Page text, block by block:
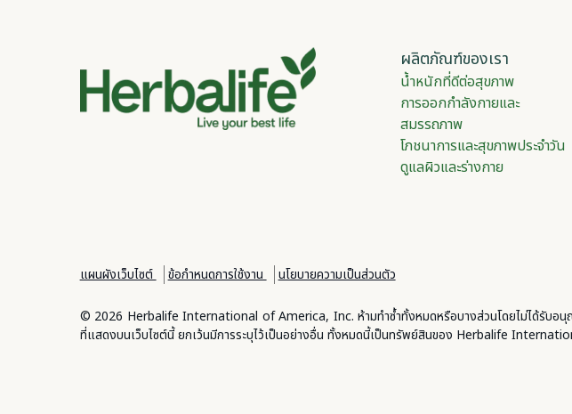
ผลิตภัณฑ์ของเรา
​​น้ำหนักที่ดีต่อสุขภาพ​
​​การออกกำลังกายและ
สมรรถภาพ​
​​โภชนาการและสุขภาพประจำวัน​
ดูแลผิวและร่างกาย
แผนผังเว็บไซต์ ข้อกำหนดการใช้งาน นโยบายความเป็นส่วนตัว
© 2026 Herbalife International of America, Inc. ห้ามทำซ้ำทั้งหมดหรือบางส่วนโดยไม่ได้รับอ
ที่แสดงบนเว็บไซต์นี้ ยกเว้นมีการระบุไว้เป็นอย่างอื่น ทั้งหมดนี้เป็นทรัพย์สินของ Herbalife